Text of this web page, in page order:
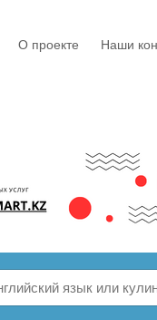
О проекте Наши